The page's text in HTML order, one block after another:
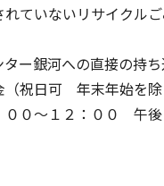
いないリサイクルご
銀河への直接の持ち
年末年始を除
１２：００ 午後